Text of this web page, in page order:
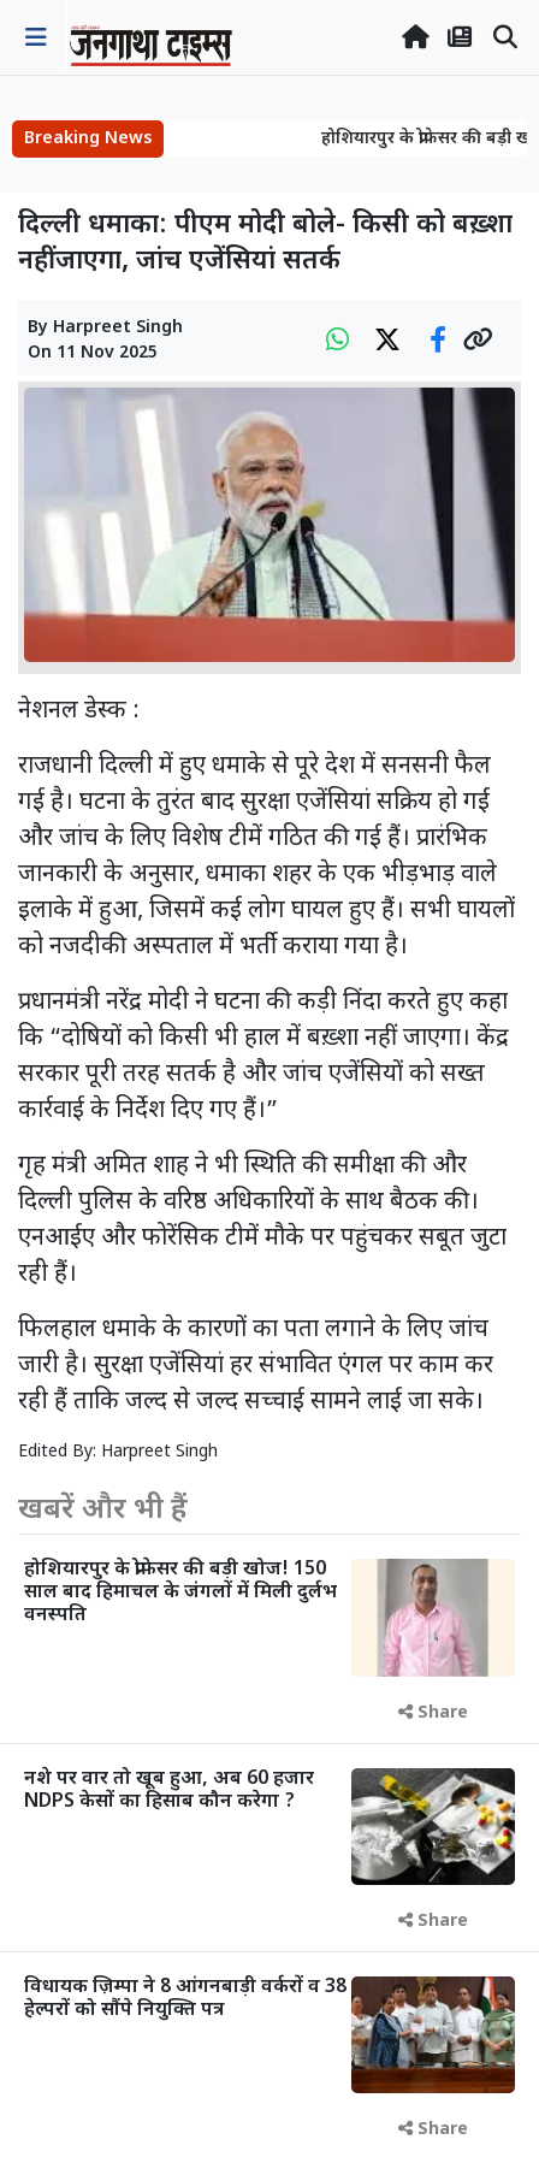
Breaking News
होशियारपुर के प्रोफेसर की बड़ी
दिल्ली धमाका: पीएम मोदी बोले- किसी को बख़्शा
नहीं जाएगा, जांच एजेंसियां सतर्क
By Harpreet Singh
On 11 Nov 2025
नेशनल डेस्क :
राजधानी दिल्ली में हुए धमाके से पूरे देश में सनसनी फैल
गई है। घटना के तुरंत बाद सुरक्षा एजेंसियां सक्रिय हो गईं
और जांच के लिए विशेष टीमें गठित की गई हैं। प्रारंभिक
जानकारी के अनुसार, धमाका शहर के एक भीड़भाड़ वाले
इलाके में हुआ, जिसमें कई लोग घायल हुए हैं। सभी घायलों
को नजदीकी अस्पताल में भर्ती कराया गया है।
प्रधानमंत्री नरेंद्र मोदी ने घटना की कड़ी निंदा करते हुए कहा
कि “दोषियों को किसी भी हाल में बख़्शा नहीं जाएगा। केंद्र
सरकार पूरी तरह सतर्क है और जांच एजेंसियों को सख्त
कार्रवाई के निर्देश दिए गए हैं।”
गृह मंत्री अमित शाह ने भी स्थिति की समीक्षा की और
दिल्ली पुलिस के वरिष्ठ अधिकारियों के साथ बैठक की।
एनआईए और फोरेंसिक टीमें मौके पर पहुंचकर सबूत जुटा
रही हैं।
फिलहाल धमाके के कारणों का पता लगाने के लिए जांच
जारी है। सुरक्षा एजेंसियां हर संभावित एंगल पर काम कर
रही हैं ताकि जल्द से जल्द सच्चाई सामने लाई जा सके।
Edited By: Harpreet Singh
खबरें और भी हैं
होशियारपुर के प्रोफेसर की बड़ी खोज! 150
साल बाद हिमाचल के जंगलों में मिली दुर्लभ
वनस्पति
Share
नशे पर वार तो खूब हुआ, अब 60 हजार
NDPS केसों का हिसाब कौन करेगा ?
Share
विधायक ज़िम्पा ने 8 आंगनबाड़ी वर्करों व 38
हेल्परों को सौंपे नियुक्ति पत्र
Share